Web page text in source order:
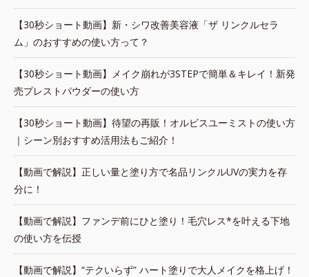
【30秒ショート動画】新・シワ改善美容液「ザ リンクルセラ
ム」のおすすめの使い方って？
【30秒ショート動画】メイク崩れが3STEPで簡単＆キレイ！新発
売プレストパウダーの使い方
【30秒ショート動画】待望の再販！オルビスユーミストの使い方
｜シーン別おすすめ活用法もご紹介！
【動画で解説】正しい量と塗り方で名品リンクルUVの実力を存
分に！
【動画で解説】ファンデ前にひと塗り！毛穴レス*を叶える下地
の使い方を伝授
【動画で解説】“テクいらず” ハート塗りで大人メイクを格上げ！